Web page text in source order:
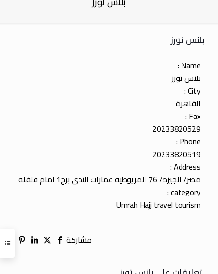
بلنس تورز
Name :
بلنس تورز
City :
القاهرة
Fax :
20233820529
Phone :
20233820519
Address :
مصر/ الجيزه/ 76 المريوطيه عمارات الندى برج1 امام فلفله
category :
Umrah Hajj travel tourism
مشاركة